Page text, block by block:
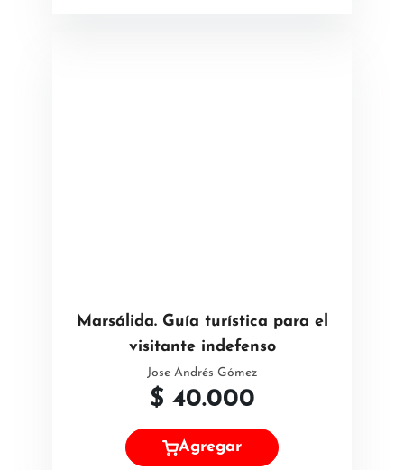
Marsálida. Guía turística para el
visitante indefenso
Jose Andrés Gómez
$ 40.000
Agregar